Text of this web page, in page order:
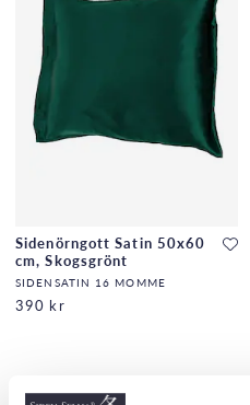
Sidenörngott Satin 50x60
cm, Skogsgrönt
SIDENSATIN 16 MOMME
390 kr